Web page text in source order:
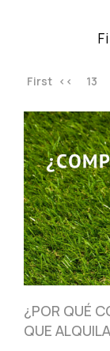
First << 13
¿POR QUÉ
QUE